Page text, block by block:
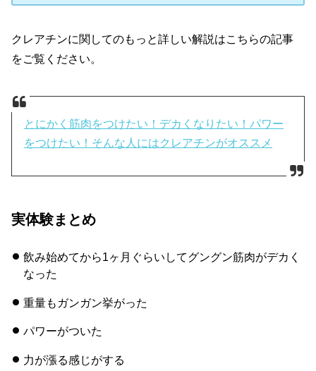
クレアチンに関してのもっと詳しい解説はこちらの記事
をご覧ください。
とにかく筋肉をつけたい！デカくなりたい！パワー
をつけたい！そんな人にはクレアチンがオススメ
実体験まとめ
飲み始めてから1ヶ月ぐらいしてグングン筋肉がデカく
なった
重量もガンガン挙がった
パワーがついた
力が漲る感じがする